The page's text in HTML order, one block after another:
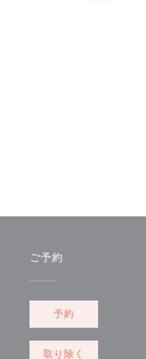
ご予約
予約
取り除く